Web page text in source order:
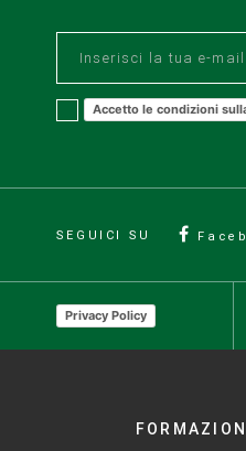
Accetto le condizioni
SEGUICI SU
Privacy Policy